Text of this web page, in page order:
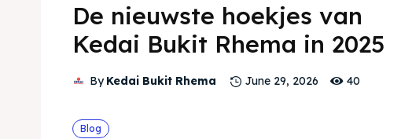
De nieuwste hoekjes van
Kedai Bukit Rhema in 2025
By Kedai Bukit Rhema June 29, 2026 40
Blog